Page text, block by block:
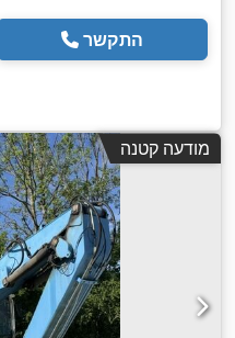
התקשר
מודעה קטנה